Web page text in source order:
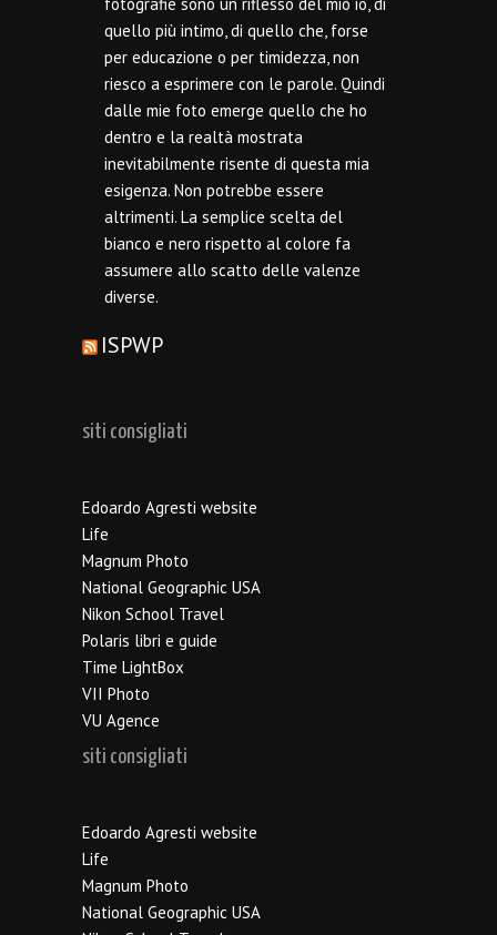
fotografie sono un riflesso del mio io, di
quello più intimo, di quello che, forse
per educazione o per timidezza, non
riesco a esprimere con le parole. Quindi
dalle mie foto emerge quello che ho
dentro e la realtà mostrata
inevitabilmente risente di questa mia
esigenza. Non potrebbe essere
altrimenti. La semplice scelta del
bianco e nero rispetto al colore fa
assumere allo scatto delle valenze
diverse.
ISPWP
siti consigliati
Edoardo Agresti website
Life
Magnum Photo
National Geographic USA
Nikon School Travel
Polaris libri e guide
Time LightBox
VII Photo
VU Agence
siti consigliati
Edoardo Agresti website
Life
Magnum Photo
National Geographic USA